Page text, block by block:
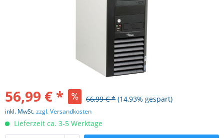
56,99 € * 66,99 € * (14,93% gespart)
inkl. MwSt.zzgl. Versandkosten
Lieferzeit ca. 3-5 Werktage